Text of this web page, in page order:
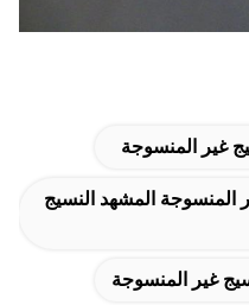
غير المنسوجة
المنسوجة المشهد النسيج
غير المنسوجة